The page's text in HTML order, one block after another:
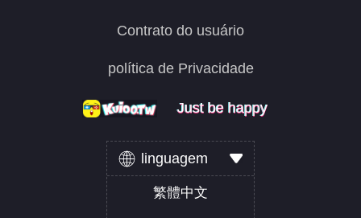
Contrato do usuário
política de Privacidade
Just be happy
Just be happy
Just be happy
linguagem
繁體中文